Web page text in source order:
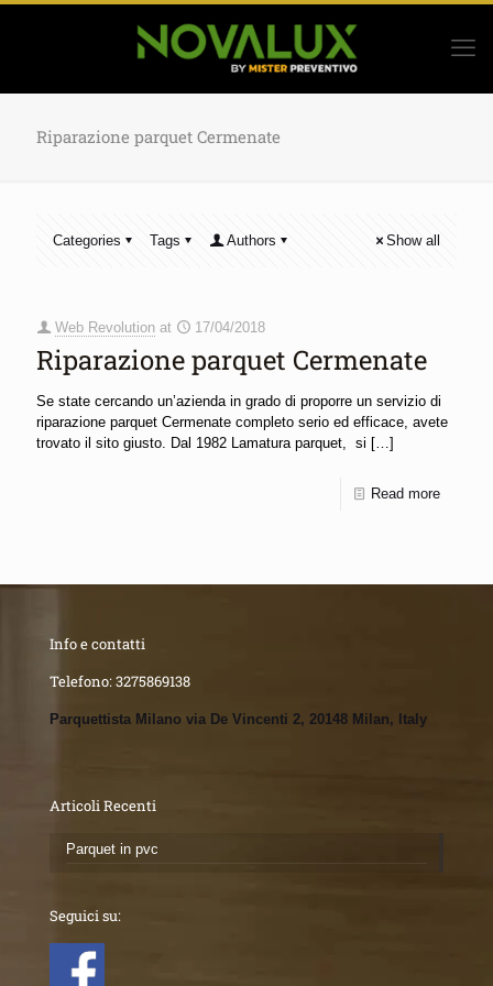
Riparazione parquet Cermenate
Categories Tags Authors Show all
Web Revolution at 17/04/2018
Riparazione parquet Cermenate
Se state cercando un’azienda in grado di proporre un servizio di
riparazione parquet Cermenate completo serio ed efficace, avete
trovato il sito giusto. Dal 1982 Lamatura parquet, si […]
Read more
Info e contatti
Telefono:3275869138
Parquettista Milano via De Vincenti 2, 20148 Milan, Italy
Articoli Recenti
Parquet in pvc
Seguici su: